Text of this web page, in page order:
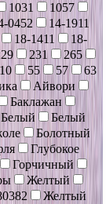
1031
1057
0452
14-1911
18-1411
18-
231
265
55 57
63
Айвори
Баклажан
Белый
Белый
Болотный
Глубокое
Горчичный
Желтый
Желтый